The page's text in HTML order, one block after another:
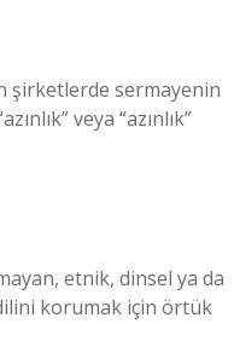
şirketlerde sermayenin
veya “azınlık”
etnik, dinsel ya da
korumak için örtük